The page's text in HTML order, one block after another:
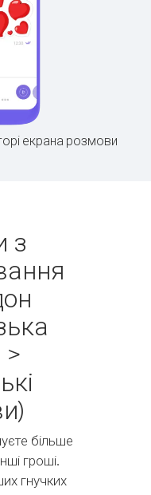
екрана розмови
з
>
більше
гроші.
гнучких